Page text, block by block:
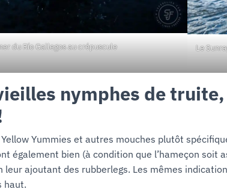
du Río Gallegos au crépuscule
Le
nymphes de
Yellow Yummies et autres mouches plutôt
également bien (à condition que l’hameçon soit
leur ajoutant des rubberlegs. Les mêmes
haut.